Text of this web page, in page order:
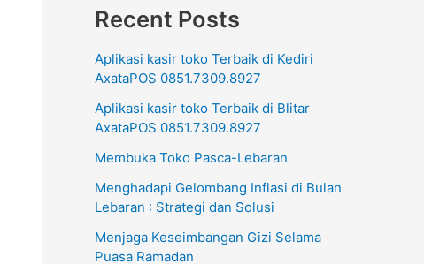
Recent Posts
Aplikasi kasir toko Terbaik di Kediri
AxataPOS 0851.7309.8927
Aplikasi kasir toko Terbaik di Blitar
AxataPOS 0851.7309.8927
Membuka Toko Pasca-Lebaran
Menghadapi Gelombang Inflasi di Bulan
Lebaran : Strategi dan Solusi
Menjaga Keseimbangan Gizi Selama
Puasa Ramadan